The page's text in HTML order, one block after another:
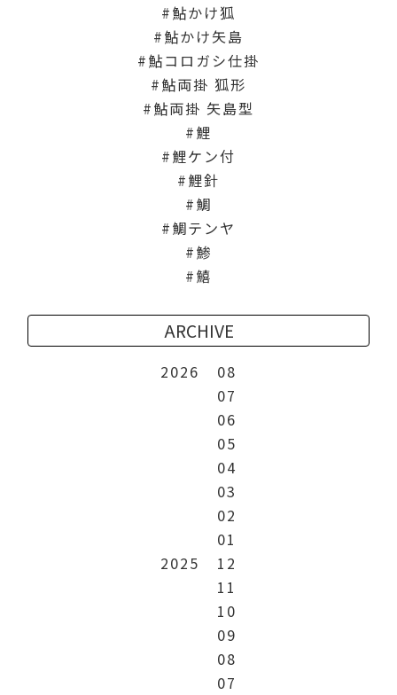
鮎かけ狐
鮎かけ矢島
鮎コロガシ仕掛
鮎両掛 狐形
鮎両掛 矢島型
鯉
鯉ケン付
鯉針
鯛
鯛テンヤ
鯵
鱚
ARCHIVE
2026
08
07
06
05
04
03
02
01
2025
12
11
10
09
08
07